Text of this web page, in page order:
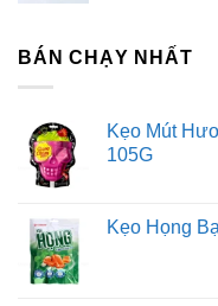
BÁN CHẠY NHẤT
Kẹo Mút
105G
Kẹo Họng